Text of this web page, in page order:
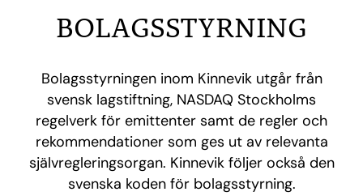
BOLAGSSTYRNING
Bolagsstyrningen inom Kinnevik utgår från
svensk lagstiftning, NASDAQ Stockholms
regelverk för emittenter samt de regler och
rekommendationer som ges ut av relevanta
självregleringsorgan. Kinnevik följer också den
svenska koden för bolagsstyrning.